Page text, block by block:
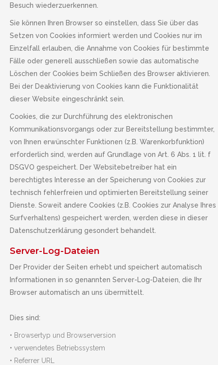
Besuch wiederzuerkennen.
Sie können Ihren Browser so einstellen, dass Sie über das
Setzen von Cookies informiert werden und Cookies nur im
Einzelfall erlauben, die Annahme von Cookies für bestimmte
Fälle oder generell ausschließen sowie das automatische
Löschen der Cookies beim Schließen des Browser aktivieren.
Bei der Deaktivierung von Cookies kann die Funktionalität
dieser Website eingeschränkt sein.
Cookies, die zur Durchführung des elektronischen
Kommunikationsvorgangs oder zur Bereitstellung bestimmter,
von Ihnen erwünschter Funktionen (z.B. Warenkorbfunktion)
erforderlich sind, werden auf Grundlage von Art. 6 Abs. 1 lit. f
DSGVO gespeichert. Der Websitebetreiber hat ein
berechtigtes Interesse an der Speicherung von Cookies zur
technisch fehlerfreien und optimierten Bereitstellung seiner
Dienste. Soweit andere Cookies (z.B. Cookies zur Analyse Ihres
Surfverhaltens) gespeichert werden, werden diese in dieser
Datenschutzerklärung gesondert behandelt.
Server-Log-Dateien
Der Provider der Seiten erhebt und speichert automatisch
Informationen in so genannten Server-Log-Dateien, die Ihr
Browser automatisch an uns übermittelt.
Dies sind:
• Browsertyp und Browserversion
• verwendetes Betriebssystem
• Referrer URL